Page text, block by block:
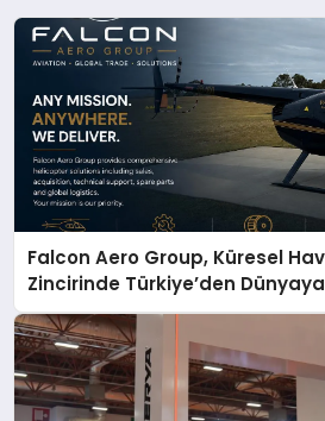
Falcon Aero Group, Küresel
Zincirinde Türkiye’den Dünyaya